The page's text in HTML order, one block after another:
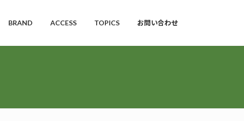
BRAND ACCESS TOPICS お問い合わせ